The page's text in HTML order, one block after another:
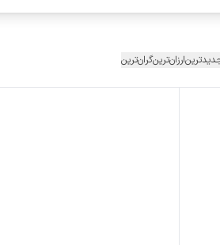
ارزان‌ترینگران‌ترین